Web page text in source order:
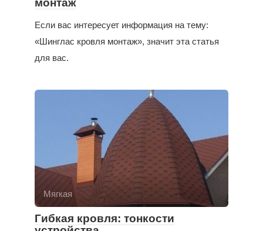
монтаж
Если вас интересует информация на тему:
«Шинглас кровля монтаж», значит эта статья
для вас.
Мягкая
Гибкая кровля: тонкости